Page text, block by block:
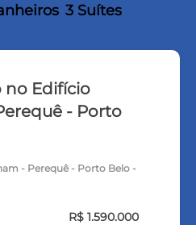
3 Suítes
Edifício
- Porto
- Perequê - Porto Belo -
R$ 1.590.000